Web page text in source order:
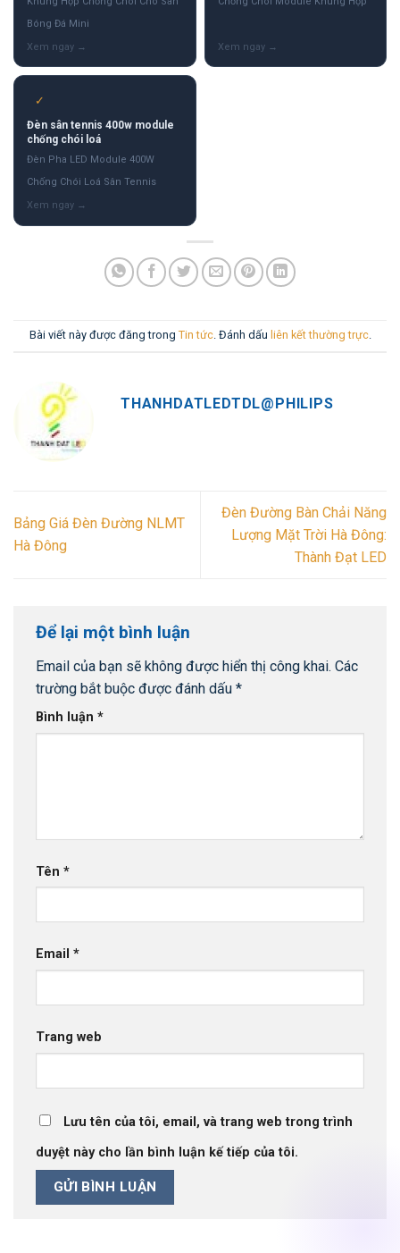
Bóng Đá Mini
✓
Đèn sân tennis 400w module
chống chói loá
Đèn Pha LED Module 400W
Chống Chói Loá Sân Tennis
Bài viết này được đăng trong Tin tức. Đánh dấu liên kết thường trực.
THANHDATLEDTDL@PHILIPS
Bảng Giá Đèn Đường NLMT
Hà Đông
Đèn Đường Bàn Chải Năng
Lượng Mặt Trời Hà Đông:
Thành Đạt LED
Để lại một bình luận
Email của bạn sẽ không được hiển thị công khai. Các
trường bắt buộc được đánh dấu *
Bình luận *
Tên *
Email *
Trang web
Lưu tên của tôi, email, và trang web trong trình
duyệt này cho lần bình luận kế tiếp của tôi.